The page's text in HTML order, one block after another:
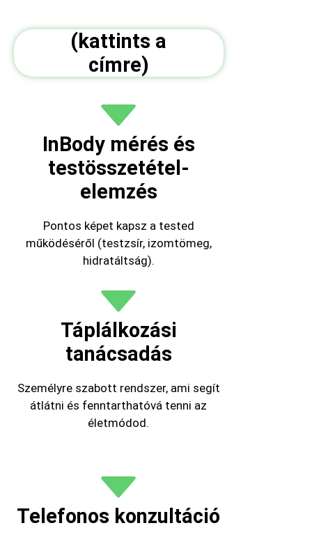
(kattints a
címre)
InBody mérés és
testösszetétel-
elemzés
Pontos képet kapsz a tested
működéséről (testzsír, izomtömeg,
hidratáltság).
Táplálkozási
tanácsadás
Személyre szabott rendszer, ami segít
átlátni és fenntarthatóvá tenni az
életmódod.
Telefonos konzultáció